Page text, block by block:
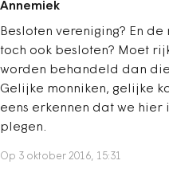
Annemiek
Besloten vereniging? En
toch ook besloten? Moet
worden behandeld dan
Gelijke monniken, gelijke
eens erkennen dat we
plegen.
Op 3 oktober 2016, 15:31